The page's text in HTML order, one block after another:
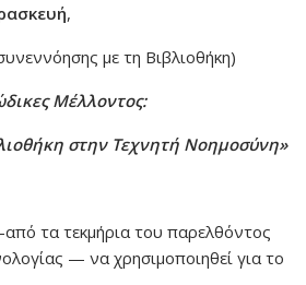
,
με τη Βιβλιοθήκη)
Μέλλοντος:
στην Τεχνητή Νοημοσύνη»
τα τεκμήρια του παρελθόντος
— να χρησιμοποιηθεί για το